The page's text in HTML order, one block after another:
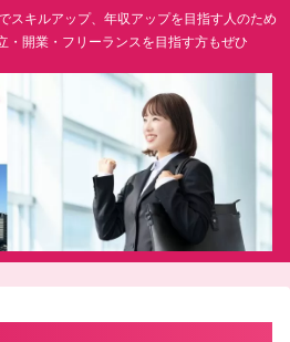
スキルアップ、年収アップを目指す人のため
・開業・フリーランスを目指す方もぜひ